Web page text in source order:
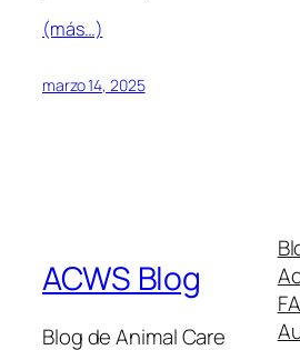
(más…)
marzo 14, 2025
ACWS Blog
Blog de Animal Care